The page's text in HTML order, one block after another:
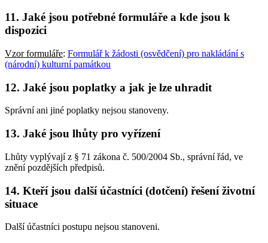
11. Jaké jsou potřebné formuláře a kde jsou k
dispozici
Vzor formuláře: Formulář k žádosti (osvědčení) pro nakládání s
(národní) kulturní památkou
12. Jaké jsou poplatky a jak je lze uhradit
Správní ani jiné poplatky nejsou stanoveny.
13. Jaké jsou lhůty pro vyřízení
Lhůty vyplývají z § 71 zákona č. 500/2004 Sb., správní řád, ve
znění pozdějších předpisů.
14. Kteří jsou další účastníci (dotčení) řešení životní
situace
Další účastníci postupu nejsou stanoveni.